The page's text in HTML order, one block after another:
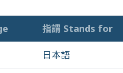
指謂 Stands for
日本語